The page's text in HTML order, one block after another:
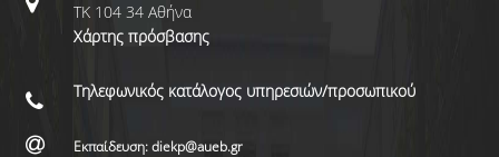
ΤΚ 104 34 Αθήνα
Χάρτης πρόσβασης
Τηλεφωνικός κατάλογος υπηρεσιών/προσωπικού
Εκπαίδευση: diekp@aueb.gr